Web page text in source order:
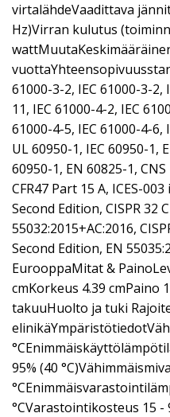
virtalähdeVaadittava
Hz)Virran kulutus
61000-3-2, IEC 61000-3-2,
11, IEC 61000-4-2, IEC
61000-4-5, IEC 61000-4-6,
UL 60950-1, IEC 60950-1,
60950-1, EN 60825-1, CNS
CFR47 Part 15 A, ICES-
Second Edition, CISPR 32
55032:2015+AC:2016,
Second Edition, EN
EurooppaMitat &
cmKorkeus 4.39 cmPaino
takuuHuolto ja tuki
95% (40
°CVarastointikosteus 15 -